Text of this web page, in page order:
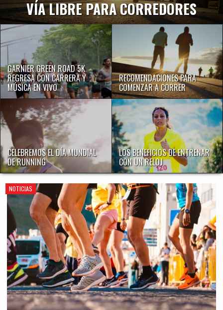
VÍA LIBRE PARA CORREDORES
GARNIER GREEN ROAD 5K
REGRESA CON CARRERA Y
MÚSICA EN VIVO
RECOMENDACIONES PARA
COMENZAR A CORRER
CELEBREMOS EL DÍA MUNDIAL
DE RUNNING
LOS BENEFICIOS DE ENTRENAR
CON UN RELOJ
NOTICIAS